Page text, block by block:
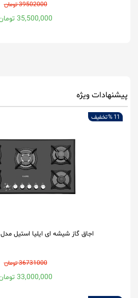
39502000 تومان
35,500,000 تومان
پیشنهادات ویژه
11 % تخفیف
اجاق گاز شیشه ای ایلیا استیل مدل G503T تایمردار
36731000 تومان
33,000,000 تومان